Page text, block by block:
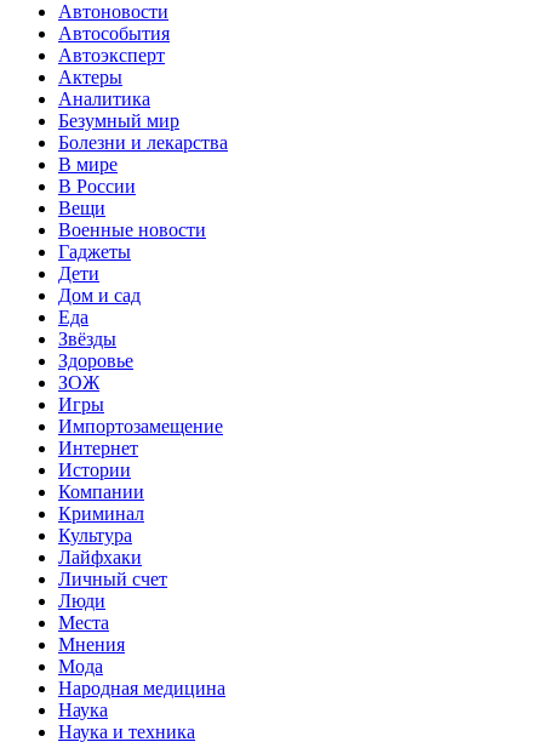
Автоновости
Автособытия
Автоэксперт
Актеры
Аналитика
Безумный мир
Болезни и лекарства
В мире
В России
Вещи
Военные новости
Гаджеты
Дети
Дом и сад
Еда
Звёзды
Здоровье
ЗОЖ
Игры
Импортозамещение
Интернет
Истории
Компании
Криминал
Культура
Лайфхаки
Личный счет
Люди
Места
Мнения
Мода
Народная медицина
Наука
Наука и техника